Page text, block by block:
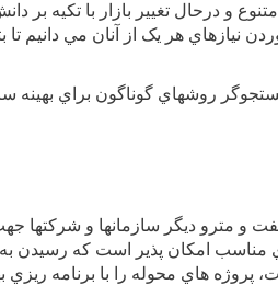
درحال تغيير بازار با تکيه بر
هر يک از آنان مي دانيم تا
روشهاي گوناگون براي بهينه
و مترو ديگر سازمانها و
مناسب امکان پذير است که رسيدن
پروژه هاي محوله را با برنامه ريزي